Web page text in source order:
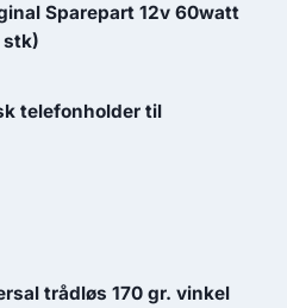
kr.. 2,419.65 kr..
Sparepart 12v 60watt
stk)
telefonholder til
trådløs 170 gr. vinkel